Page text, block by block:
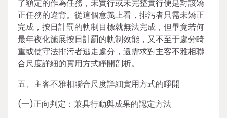
了額定的作為任務，未實行或未完整實行便是對該矯
正任務的違背。從這個意義上看，排污者只需未矯正
完成，按日計罰的軌制目標就無法完成，但畢竟若何
最年夜化施展按日計罰的軌制效能，又不至于處分畸
重或使守法排污者逃走處分，還需求對主客不雅相聯
合尺度詳細的實用方式睜開剖析。
五、主客不雅相聯合尺度詳細實用方式的睜開
(一)正向判定：兼具行動與成果的認定方法